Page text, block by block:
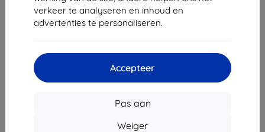
verkeer te analyseren en inhoud en
advertenties te personaliseren.
Accepteer
Pas aan
Weiger
Bedrijfsnummer:46701494
BTW-nummer:SK2023549671
Contact